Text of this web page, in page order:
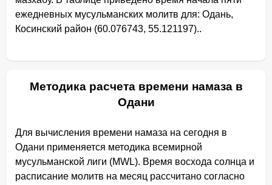
ежедневных мусульманских молитв для: Одань,
Косинский район (60.076743, 55.121197)..
Методика расчета времени намаза в
Одани
Для вычисления времени намаза на сегодня в
Одани применяется методика всемирной
мусульманской лиги (MWL). Время восхода солнца и
расписание молитв на месяц рассчитано согласно